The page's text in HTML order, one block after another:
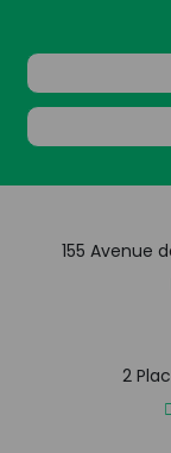
155 Avenue
2